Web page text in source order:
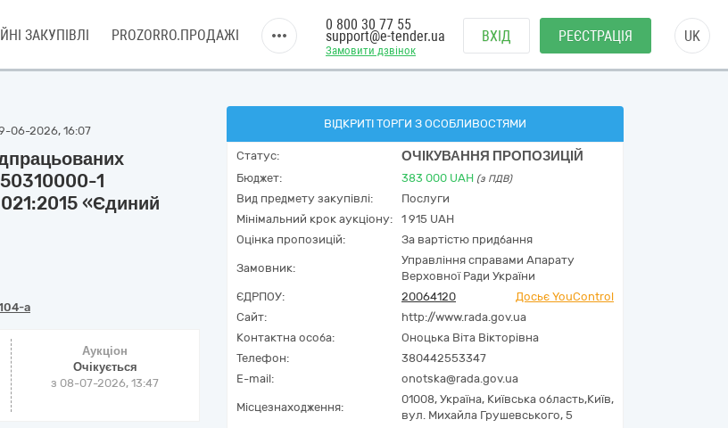
ЗАКУПІВЛІ PROZORRO.ПРОДАЖІ
Замовити дзвінок
0 800 30 77 55
support@e-tender.ua ВХІД РЕЄСТРАЦІЯ UK
06-2026, 16:07
1
021:2015 «Єдиний
a
Аукціон
Очікується
з 08-07-2026, 13:47
ВІДКРИТІ ТОРГИ З ОСОБЛИВОСТЯМИ
Статус: ОЧІКУВАННЯ ПРОПОЗИЦІЙ
Бюджет: 383 000 UAH (з ПДВ)
Вид предмету закупівлі:
Послуги
Мінімальний крок аукціону:
1 915 UAH
Оцінка пропозицій:
За вартістю придбання
Замовник:
Управління справами Апарату
Верховної Ради України
ЄДРПОУ:
20064120
Досьє YouControl
Сайт:
http://www.rada.gov.ua
Контактна особа:
Оноцька Віта Вікторівна
Телефон:
380442553347
E-mail:
onotska@rada.gov.ua
Місцезнаходження:
01008, Україна, Київська область,Київ,
вул. Михайла Грушевського, 5